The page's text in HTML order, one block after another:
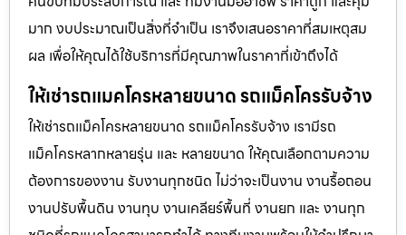
มาก งบประมาณเป็นสิ่งที่จำเป็น เราจึงเสนอราคาที่สมเหตุสม
ผล เพื่อให้คุณได้ใช้บริการที่มีคุณภาพในราคาที่เข้าถึงได้
ให้เช่ารถแมคโครหลายขนาด รถแม็คโครรับจ้าง
ให้เช่ารถแม็คโครหลายขนาด รถแม็คโครรับจ้าง เรามีรถ
แม็คโครหลากหลายรุ่น และ หลายขนาด ให้คุณเลือกตามความ
ต้องการของงาน รับงานทุกชนิด ไม่ว่าจะเป็นงาน งานรื้อถอน
งานปรับพื้นดิน งานทุบ งานเคลียร์พื้นที่ งานยก และ งานทุก